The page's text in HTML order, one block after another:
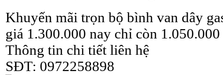
Khuyến mãi trọn bộ bình van dây
giá 1.300.000 nay chỉ còn 1.050.000
Thông tin chi tiết liên hệ
SĐT: 0972258898